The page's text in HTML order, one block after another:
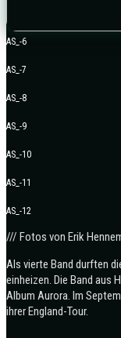
AS_-6
AS_-7
AS_-8
AS_-9
AS_-10
AS_-11
AS_-12
/// Fotos von Erik
Als vierte Band durften
einheizen. Die Band aus
Album Aurora. Im
ihrer England-Tour.